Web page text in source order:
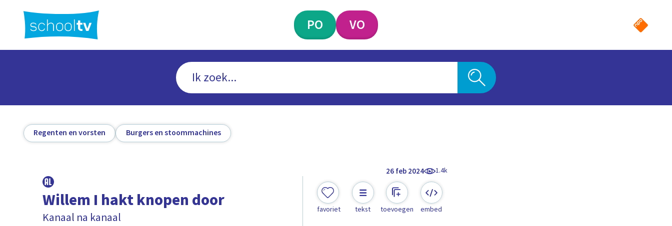
hoofdinhoud
PO VO
Regenten en vorsten Burgers en stoommachines
26 feb 2024 1.4k
Willem I hakt knopen door
Kanaal na kanaal
favoriet tekst toevoegen embed